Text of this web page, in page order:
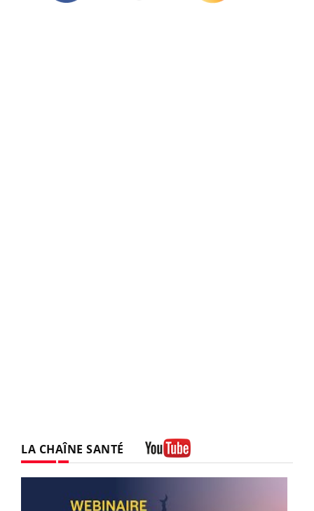
LA CHAÎNE SANTÉ